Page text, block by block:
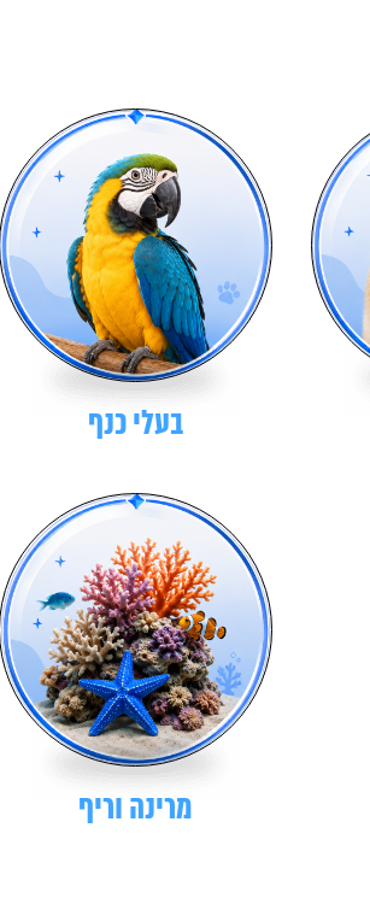
בעלי כנף
מרינה וריף